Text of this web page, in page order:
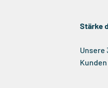
Stärke
Unsere